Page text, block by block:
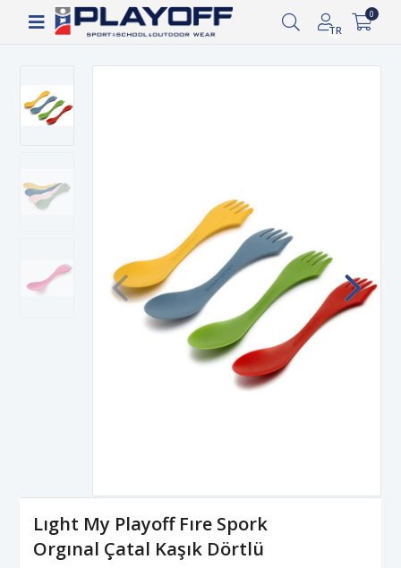
Siparişin 2-8 iş günü arasında kargoya verilecektir.
TR
0
Lıght My Playoff Fıre Spork
Orgınal Çatal Kaşık Dörtlü